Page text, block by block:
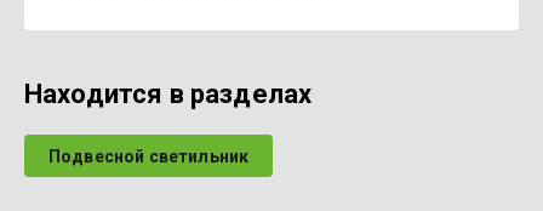
Находится в разделах
Подвесной светильник